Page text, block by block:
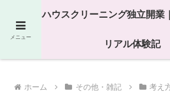
25年以上の現場経験をもとにハウスク
ホーム その他・雑記 考え
メニュー
ハウスクリーニング独立開業
リアル体験記